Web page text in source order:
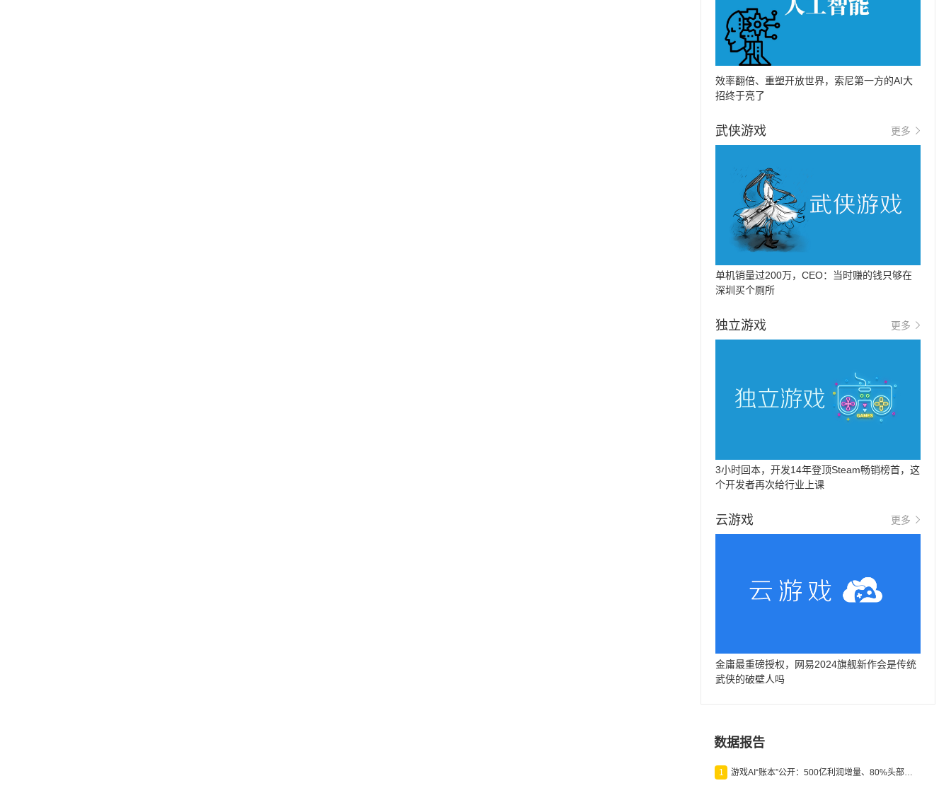
效率翻倍、重塑开放世界，索尼第一方的AI大
招终于亮了
武侠游戏 更多
单机销量过200万，CEO：当时赚的钱只够在
深圳买个厕所
独立游戏 更多
3小时回本，开发14年登顶Steam畅销榜首，这
个开发者再次给行业上课
云游戏 更多
金庸最重磅授权，网易2024旗舰新作会是传统
武侠的破壁人吗
数据报告
1 游戏AI“账本”公开：500亿利润增量、80%头部入局，谁在闷声发财？